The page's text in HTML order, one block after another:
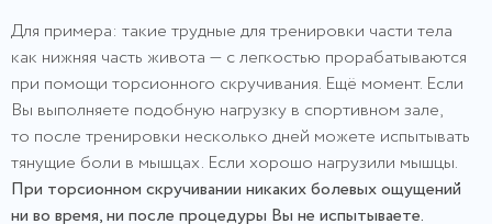
Для примера: такие трудные для тренировки части тела
как нижняя часть живота — с легкостью прорабатываются
при помощи торсионного скручивания. Ещё момент. Если
Вы выполняете подобную нагрузку в спортивном зале,
то после тренировки несколько дней можете испытывать
тянущие боли в мышцах. Если хорошо нагрузили мышцы.
При торсионном скручивании никаких болевых ощущений
ни во время, ни после процедуры Вы не испытываете.